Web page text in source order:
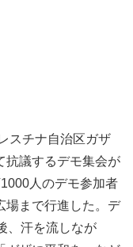
スチナ自治区ガザ
抗議するデモ集会が
人のデモ参加者
場まで行進した。デ
、汗を流しなが